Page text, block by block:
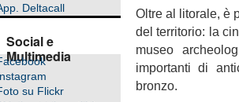
Deltacall
Social e
Multimedia
su Flickr
Oltre al litorale, è
del territorio: la
museo
importanti di
bronzo.